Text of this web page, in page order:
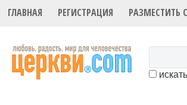
ГЛАВНАЯ РЕГИСТРАЦИЯ РАЗМЕСТИТЬ